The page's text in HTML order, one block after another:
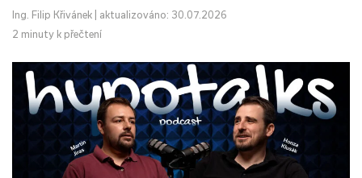
Ing. Filip Křivánek
aktualizováno: 30.07.2026
2 minuty k přečtení